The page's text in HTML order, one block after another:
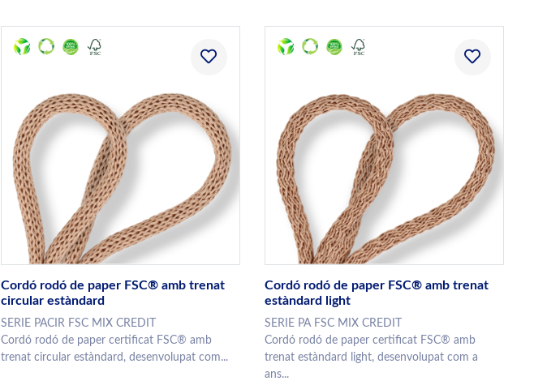
Cordó rodó de paper FSC® amb trenat
circular estàndard
SERIE PACIR FSC MIX CREDIT
Cordó rodó de paper certificat FSC® amb
trenat circular estàndard, desenvolupat com...
Cordó rodó de paper FSC® amb trenat
estàndard light
SERIE PA FSC MIX CREDIT
Cordó rodó de paper certificat FSC® amb
trenat estàndard light, desenvolupat com a
ans...